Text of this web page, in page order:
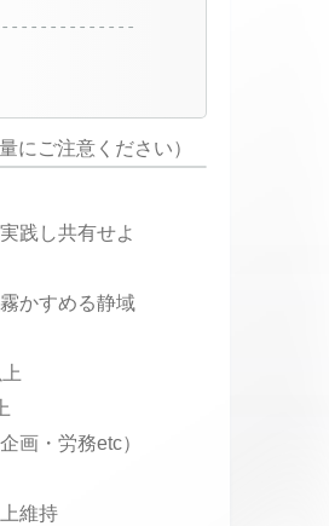
にご注意ください）
践し共有せよ
かすめる静域
画・労務etc）
維持